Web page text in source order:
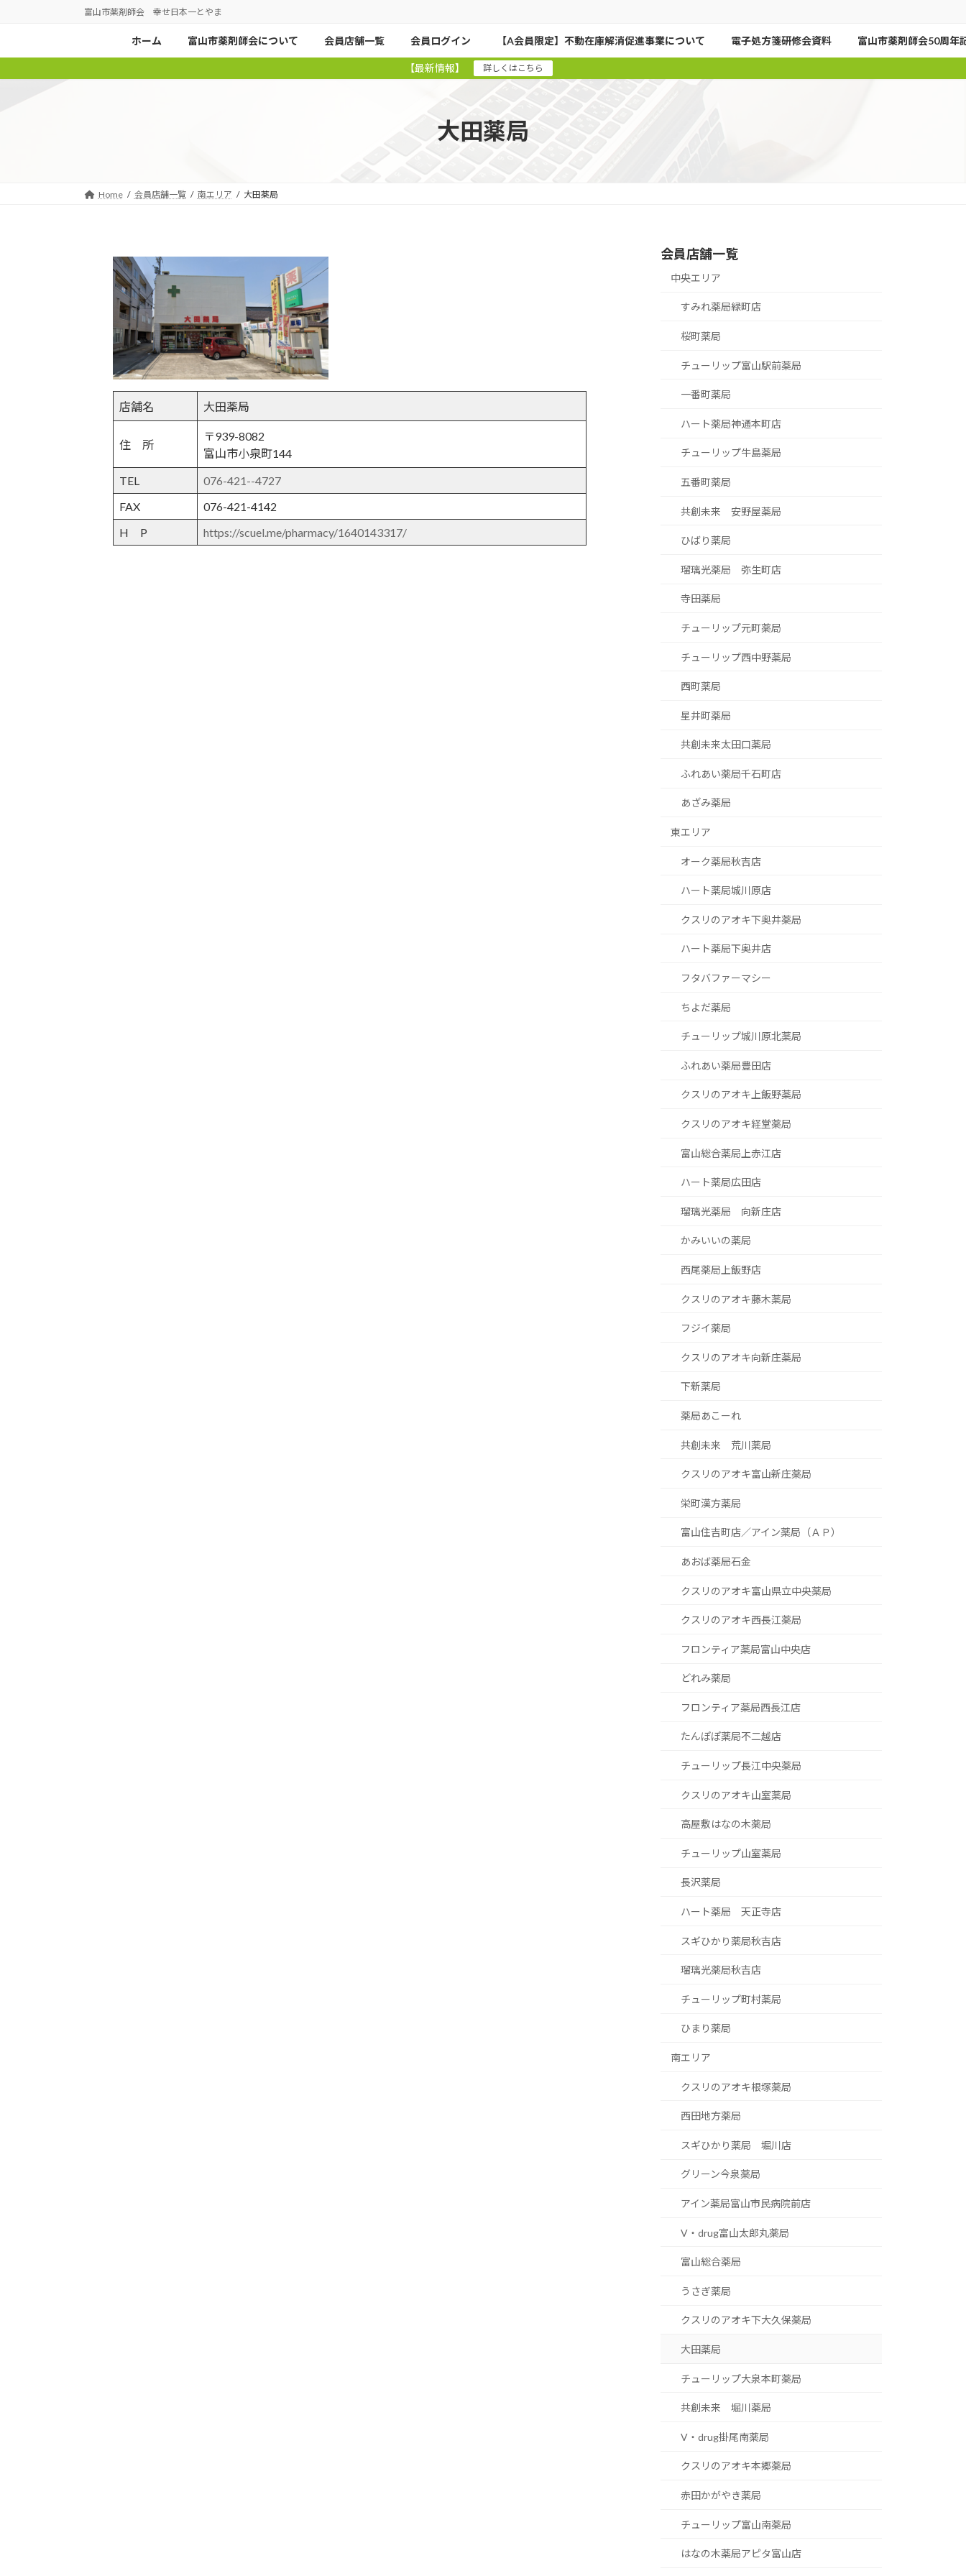
ン
ツ
ー
シ
富山市薬剤師会 幸せ日本一とやま
ホーム 富山市薬剤師会について 会員店舗一覧 会員ログイン 【A会員限定】不動在庫解消促進事業について 電子処方箋研修会資料 富山市薬剤師会50周年
【最新情報】 詳しくはこちら
大田薬局
Home 会員店舗一覧 南エリア 大田薬局
店舗名 大田薬局
住 所
〒939-8082
富山市小泉町144
TEL
076-421--4727
FAX
076-421-4142
H P
https://scuel.me/pharmacy/1640143317/
会員店舗一覧
中央エリア
すみれ薬局緑町店
桜町薬局
チューリップ富山駅前薬局
一番町薬局
ハート薬局神通本町店
チューリップ牛島薬局
五番町薬局
共創未来 安野屋薬局
ひばり薬局
瑠璃光薬局 弥生町店
寺田薬局
チューリップ元町薬局
チューリップ西中野薬局
西町薬局
星井町薬局
共創未来太田口薬局
ふれあい薬局千石町店
あざみ薬局
東エリア
オーク薬局秋吉店
ハート薬局城川原店
クスリのアオキ下奥井薬局
ハート薬局下奥井店
フタバファーマシー
ちよだ薬局
チューリップ城川原北薬局
ふれあい薬局豊田店
クスリのアオキ上飯野薬局
クスリのアオキ経堂薬局
富山総合薬局上赤江店
ハート薬局広田店
瑠璃光薬局 向新庄店
かみいいの薬局
西尾薬局上飯野店
クスリのアオキ藤木薬局
フジイ薬局
クスリのアオキ向新庄薬局
下新薬局
薬局あこーれ
共創未来 荒川薬局
クスリのアオキ富山新庄薬局
栄町漢方薬局
富山住吉町店／アイン薬局（ＡＰ）
あおば薬局石金
クスリのアオキ富山県立中央薬局
クスリのアオキ西長江薬局
フロンティア薬局富山中央店
どれみ薬局
フロンティア薬局西長江店
たんぽぽ薬局不二越店
チューリップ長江中央薬局
クスリのアオキ山室薬局
高屋敷はなの木薬局
チューリップ山室薬局
長沢薬局
ハート薬局 天正寺店
スギひかり薬局秋吉店
瑠璃光薬局秋吉店
チューリップ町村薬局
ひまり薬局
南エリア
クスリのアオキ根塚薬局
西田地方薬局
スギひかり薬局 堀川店
グリーン今泉薬局
アイン薬局富山市民病院前店
V・drug富山太郎丸薬局
富山総合薬局
うさぎ薬局
クスリのアオキ下大久保薬局
大田薬局
チューリップ大泉本町薬局
共創未来 堀川薬局
V・drug掛尾南薬局
クスリのアオキ本郷薬局
赤田かがやき薬局
チューリップ富山南薬局
はなの木薬局アピタ富山店